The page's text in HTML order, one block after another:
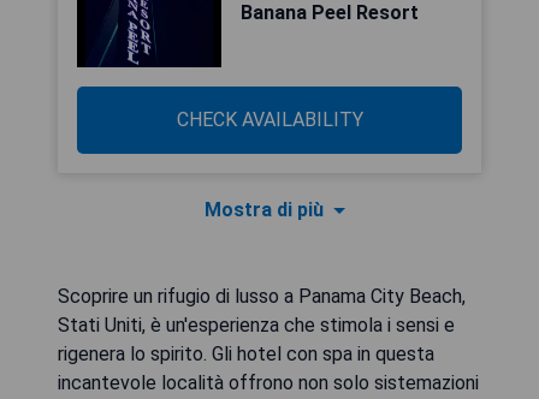
Banana Peel Resort
CHECK AVAILABILITY
Mostra di più
Scoprire un rifugio di lusso a Panama City Beach,
Stati Uniti, è un'esperienza che stimola i sensi e
rigenera lo spirito. Gli hotel con spa in questa
incantevole località offrono non solo sistemazioni